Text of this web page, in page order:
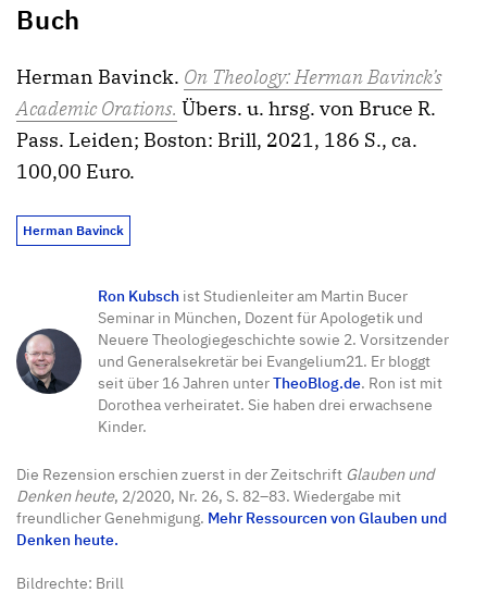
Buch
Herman Bavinck. On Theology: Herman Bavinck’s
Academic Orations. Übers. u. hrsg. von Bruce R.
Pass. Leiden; Boston: Brill, 2021, 186 S., ca.
100,00 Euro.
Herman Bavinck
Ron Kubsch ist Studienleiter am Martin Bucer
Seminar in München, Dozent für Apologetik und
Neuere Theologiegeschichte sowie 2. Vorsitzender
und Generalsekretär bei Evangelium21. Er bloggt
seit über 16 Jahren unterTheoBlog.de. Ron ist mit
Dorothea verheiratet. Sie haben drei erwachsene
Kinder.
Die Rezension erschien zuerst in der Zeitschrift Glauben und
Denken heute, 2/2020, Nr. 26, S. 82–83. Wiedergabe mit
freundlicher Genehmigung. Mehr Ressourcen von Glauben und
Denken heute.
Bildrechte: Brill